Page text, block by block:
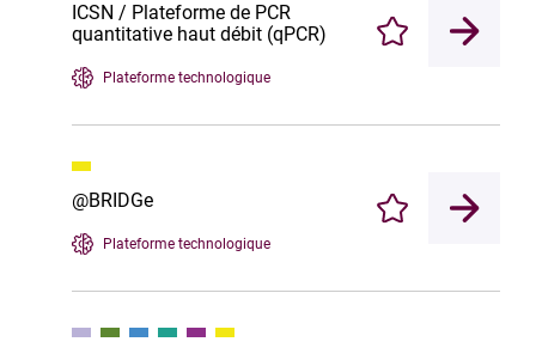
ICSN / Plateforme de PCR
quantitative haut débit (qPCR)
Plateforme technologique
Enregistrer
@BRIDGe
Plateforme technologique
Enregistrer